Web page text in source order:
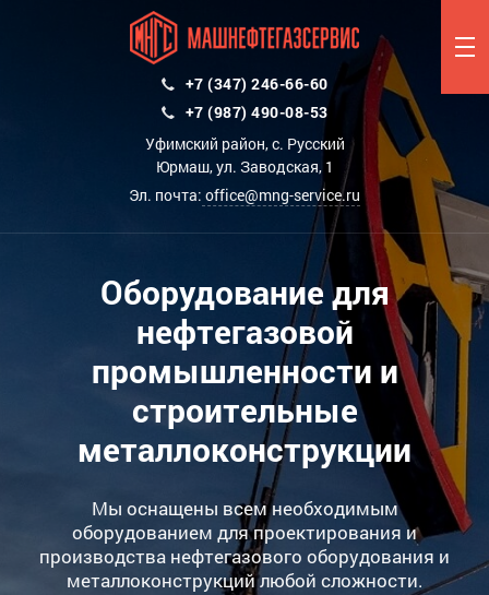
+7 (347) 246-66-60
+7 (987) 490-08-53
Уфимский район, с. Русский
Юрмаш, ул. Заводская, 1
Эл. почта: office@mng-service.ru
Оборудование для
нефтегазовой
промышленности и
строительные
металлоконструкции
Мы оснащены всем необходимым
оборудованием для проектирования и
производства нефтегазового оборудования и
металлоконструкций любой сложности.